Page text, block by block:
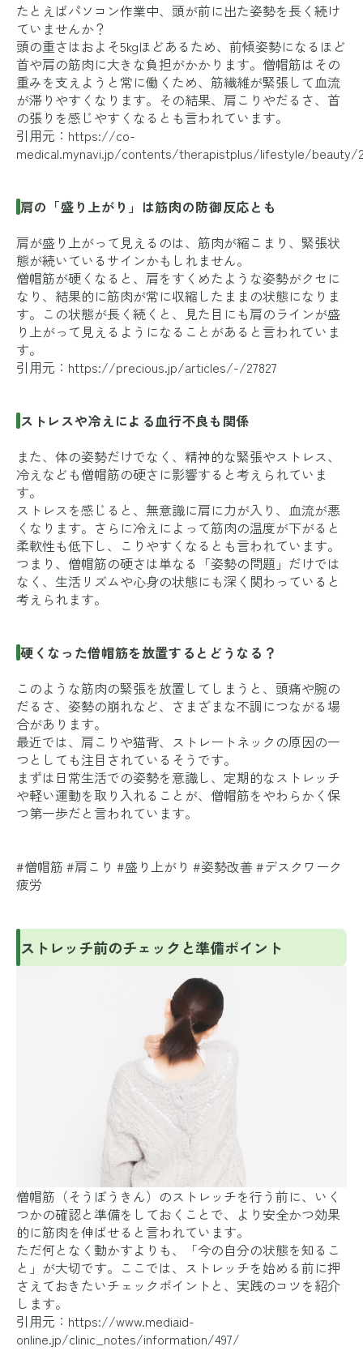
たとえばパソコン作業中、頭が前に出た姿勢を長く続け
ていませんか？
頭の重さはおよそ5kgほどあるため、前傾姿勢になるほど
首や肩の筋肉に大きな負担がかかります。僧帽筋はその
重みを支えようと常に働くため、筋繊維が緊張して血流
が滞りやすくなります。その結果、肩こりやだるさ、首
の張りを感じやすくなるとも言われています。
引用元： https://co-
medical.mynavi.jp/contents/therapistplus/lifestyle/beauty/
肩の「盛り上がり」は筋肉の防御反応とも
肩が盛り上がって見えるのは、筋肉が縮こまり、緊張状
態が続いているサインかもしれません。
僧帽筋が硬くなると、肩をすくめたような姿勢がクセに
なり、結果的に筋肉が常に収縮したままの状態になりま
す。この状態が長く続くと、見た目にも肩のラインが盛
り上がって見えるようになることがあると言われていま
す。
引用元： https://precious.jp/articles/-/27827
ストレスや冷えによる血行不良も関係
また、体の姿勢だけでなく、精神的な緊張やストレス、
冷えなども僧帽筋の硬さに影響すると考えられていま
す。
ストレスを感じると、無意識に肩に力が入り、血流が悪
くなります。さらに冷えによって筋肉の温度が下がると
柔軟性も低下し、こりやすくなるとも言われています。
つまり、僧帽筋の硬さは単なる「姿勢の問題」だけでは
なく、生活リズムや心身の状態にも深く関わっていると
考えられます。
硬くなった僧帽筋を放置するとどうなる？
このような筋肉の緊張を放置してしまうと、頭痛や腕の
だるさ、姿勢の崩れなど、さまざまな不調につながる場
合があります。
最近では、肩こりや猫背、ストレートネックの原因の一
つとしても注目されているそうです。
まずは日常生活での姿勢を意識し、定期的なストレッチ
や軽い運動を取り入れることが、僧帽筋をやわらかく保
つ第一歩だと言われています。
#僧帽筋 #肩こり #盛り上がり #姿勢改善 #デスクワーク
疲労
ストレッチ前のチェックと準備ポイント
僧帽筋（そうぼうきん）のストレッチを行う前に、いく
つかの確認と準備をしておくことで、より安全かつ効果
的に筋肉を伸ばせると言われています。
ただ何となく動かすよりも、「今の自分の状態を知るこ
と」が大切です。ここでは、ストレッチを始める前に押
さえておきたいチェックポイントと、実践のコツを紹介
します。
引用元： https://www.mediaid-
online.jp/clinic_notes/information/497/